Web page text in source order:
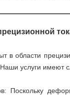
в области
услуги имеют
Поскольку